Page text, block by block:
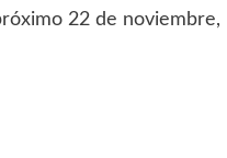
22 de noviembre,